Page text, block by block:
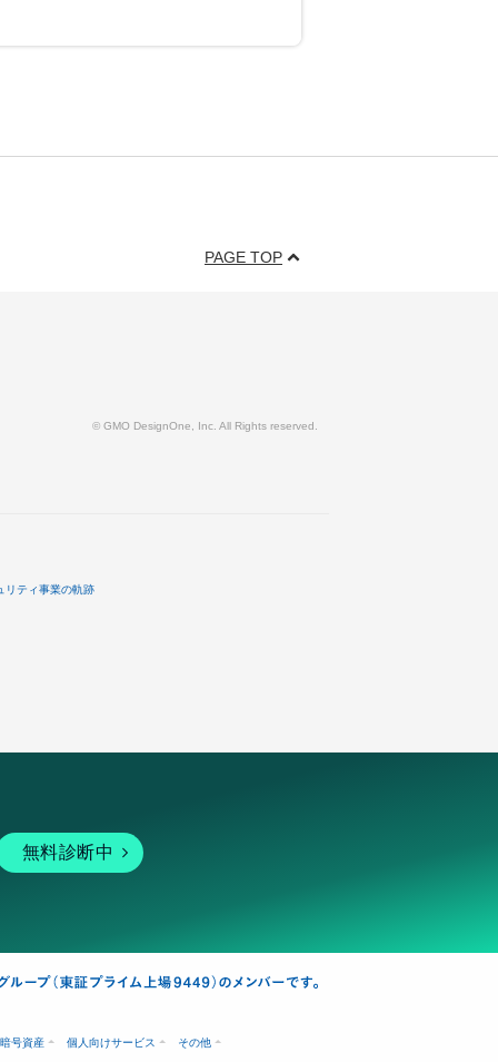
PAGE TOP
© GMO DesignOne, Inc. All Rights reserved.
リティ事業の軌跡
無料診断中
暗号資産 個人向けサービス その他